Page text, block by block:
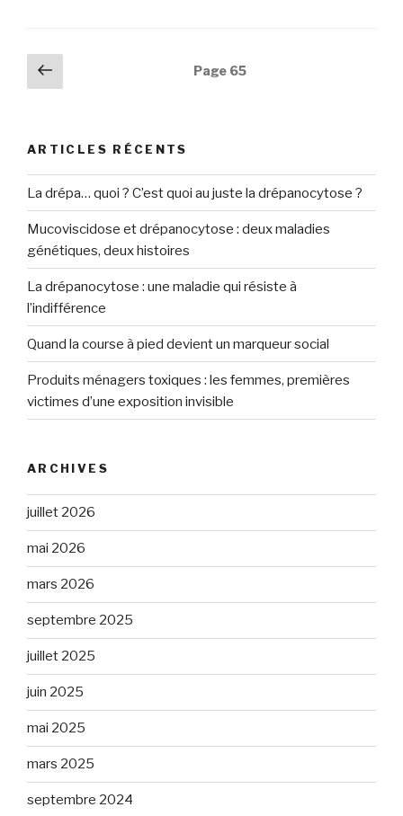
Navigation
desprécédente
Page 65
ARTICLES RÉCENTS
La drépa… quoi ? C’est quoi au juste la drépanocytose ?
Mucoviscidose et drépanocytose : deux maladies
génétiques, deux histoires
La drépanocytose : une maladie qui résiste à
l’indifférence
Quand la course à pied devient un marqueur social
Produits ménagers toxiques : les femmes, premières
victimes d’une exposition invisible
ARCHIVES
juillet 2026
mai 2026
mars 2026
septembre 2025
juillet 2025
juin 2025
mai 2025
mars 2025
septembre 2024